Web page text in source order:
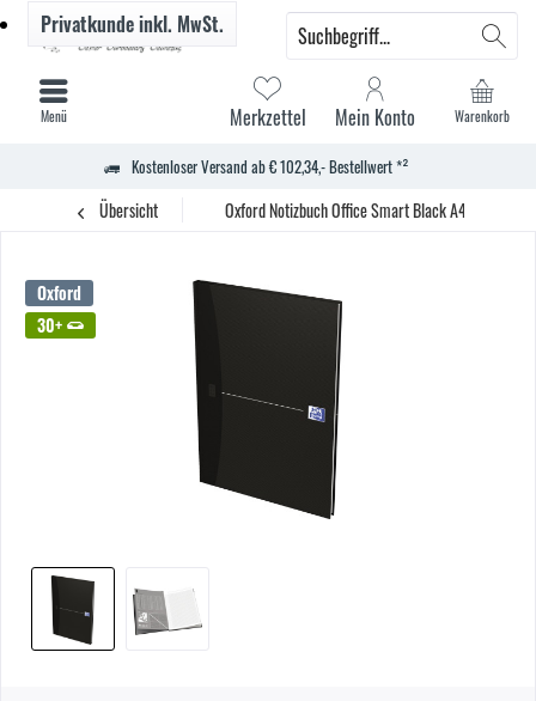
Kostenloser Versand ab € 102,34,- Bestellwert *²
Warenkorb
Merkzettel Mein Konto
Privatkundeinkl. MwSt.
Menü
Übersicht Oxford Notizbuch Office Smart Black A4 96Bl. kar.
Oxford
30+